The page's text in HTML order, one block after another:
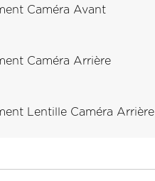
Caméra Avant
Caméra Arrière
Lentille Caméra Arrière